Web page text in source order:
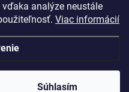
analýze neustále
Viac informácií
Súhlasím
. Všetky práva vyhradené.